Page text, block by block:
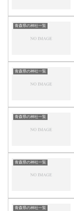
青森県の神社一覧
青森県の神社一覧
青森県の神社一覧
青森県の神社一覧
青森県の神社一覧